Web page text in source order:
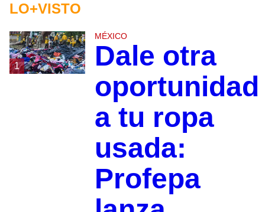
LO+VISTO
1
MÉXICO
Dale otra
oportunidad
a tu ropa
usada:
Profepa